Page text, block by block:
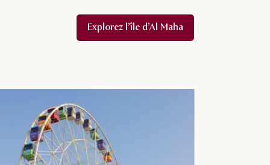
Explorez l’île d’Al Maha